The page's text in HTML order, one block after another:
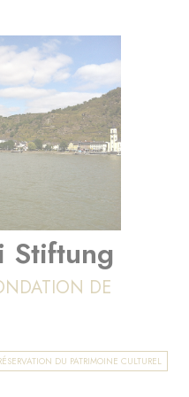
Stiftung
DE
DU PATRIMOINE CULTUREL